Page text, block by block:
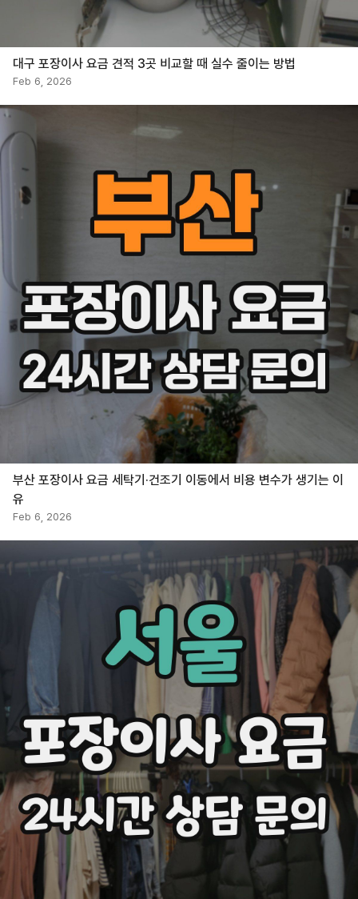
대구 포장이사 요금 견적 3곳 비교할 때 실수 줄이는 방법
Feb 6, 2026
부산 포장이사 요금 세탁기·건조기 이동에서 비용 변수가 생기는 이
유
Feb 6, 2026